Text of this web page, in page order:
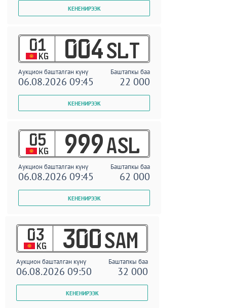
01
KG 004 SLT
Аукцион башталган күнү Баштапкы баа
06.08.2026 09:45 22 000
05
KG 999 ASL
Аукцион башталган күнү Баштапкы баа
06.08.2026 09:45 62 000
03
KG 300 SAM
Аукцион башталган күнү Баштапкы баа
06.08.2026 09:50 32 000